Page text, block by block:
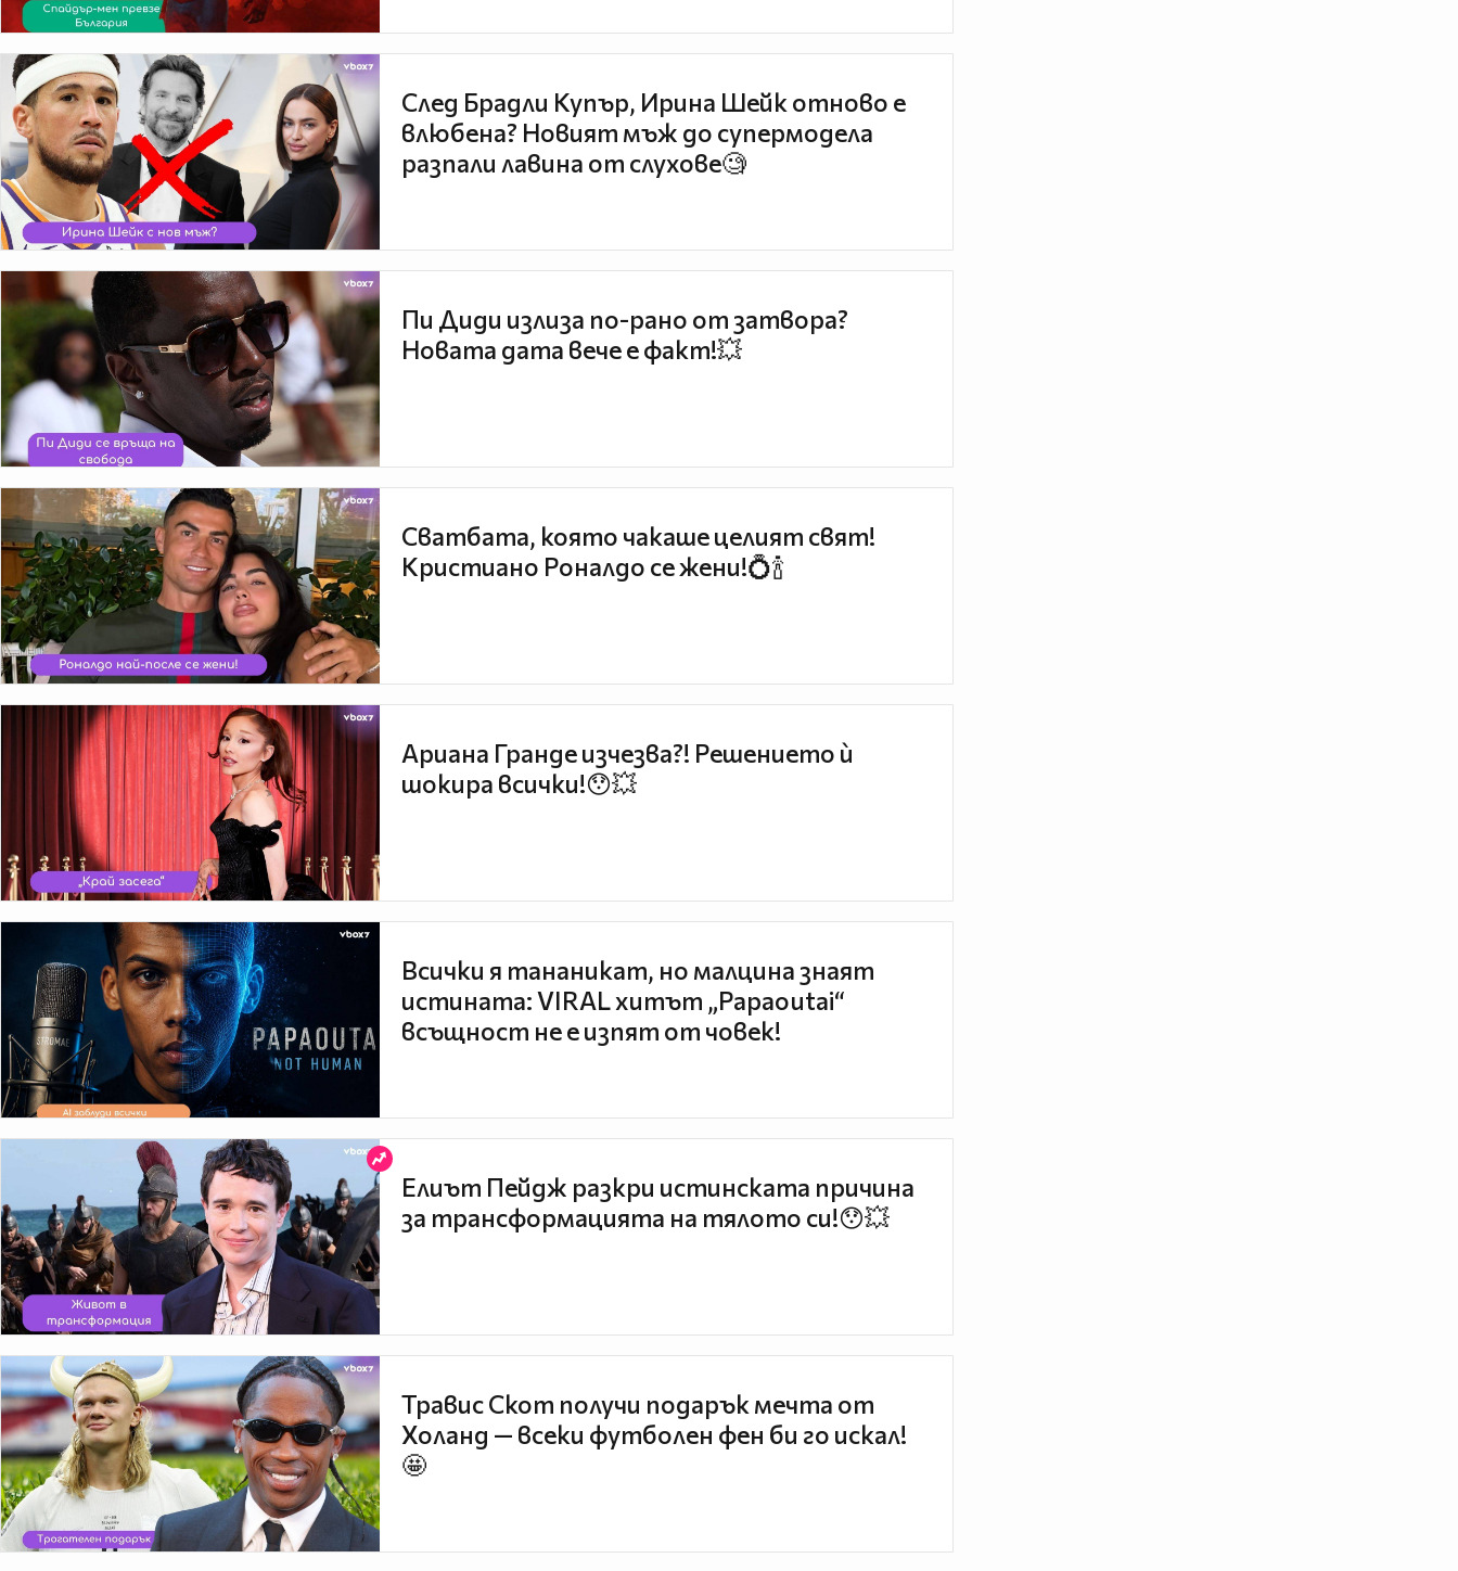
След Брадли Купър, Ирина Шейк отново е
влюбена? Новият мъж до супермодела
разпали лавина от слухове🧐
Пи Диди излиза по-рано от затвора?
Новата дата вече е факт!💥
Сватбата, която чакаше целият свят!
Кристиано Роналдо се жени!💍🍾
Ариана Гранде изчезва?! Решението ѝ
шокира всички!😯💥
Всички я тананикат, но малцина знаят
истината: VIRAL хитът „Papaoutai“
всъщност не е изпят от човек!
Елиът Пейдж разкри истинската причина
за трансформацията на тялото си!😯💥
Травис Скот получи подарък мечта от
Холанд — всеки футболен фен би го искал!
🤩